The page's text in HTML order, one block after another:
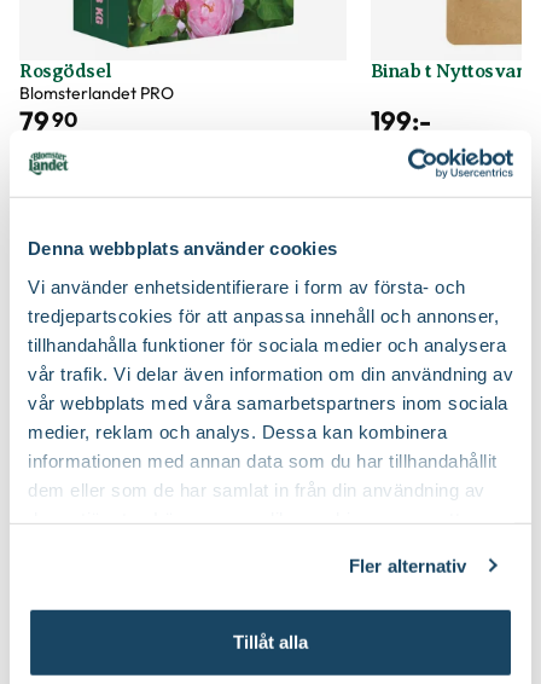
Denna webbplats använder cookies
Vi använder enhetsidentifierare i form av första- och
tredjepartscokies för att anpassa innehåll och annonser,
tillhandahålla funktioner för sociala medier och analysera
vår trafik. Vi delar även information om din användning av
vår webbplats med våra samarbetspartners inom sociala
medier, reklam och analys. Dessa kan kombinera
informationen med annan data som du har tillhandahållit
dem eller som de har samlat in från din användning av
Fler alternativ
Tillåt alla
Utmärkande egenskaper Doftar, Lång blomningstid
Ursprung Kulturursprung
Art nr
Beskärningssätt Beskär bort nedfrusna grenar in till frisk ved,
Beskär ner till ca 10-15 cm över marknivå
Beskärningstid
Rosgödsel
Blomsterlandet PRO
7990
Online
Binab t
199:-
Välj butik
Så här planterar du rosor